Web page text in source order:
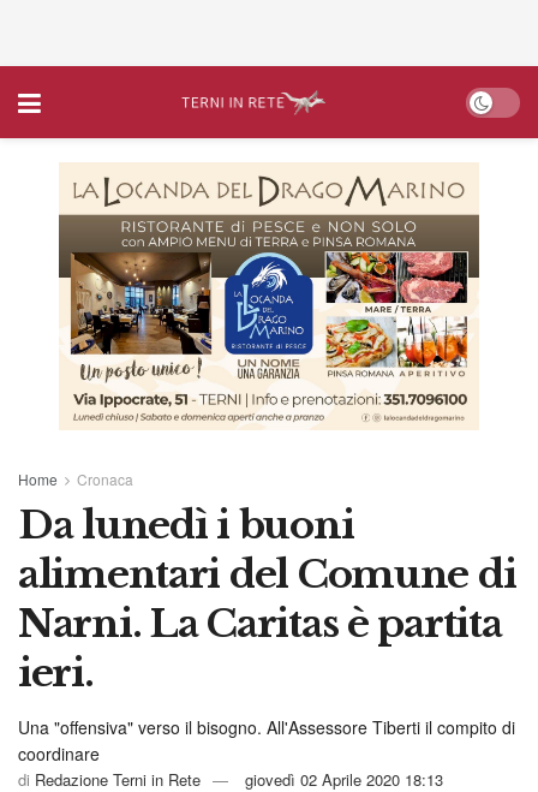
Home Cronaca
Da lunedì i buoni
alimentari del Comune di
Narni. La Caritas è partita
ieri.
Una "offensiva" verso il bisogno. All'Assessore Tiberti il compito di
coordinare
di Redazione Terni in Rete giovedì 02 Aprile 2020 18:13